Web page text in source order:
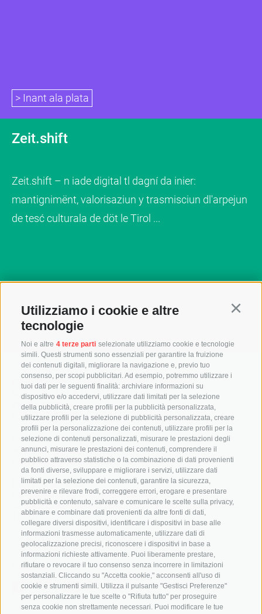
Utilizziamo i cookie e altre
tecnologie
Noi e altre 4 terze parti selezionate utilizziamo cookie e tecnologie
simili. Questi strumenti sono essenziali per garantire la fruizione
dei contenuti digitali, migliorare la navigazione e, previo tuo
consenso, per scopi pubblicitari. Ad esempio, potremmo utilizzare i
tuoi dati per le seguenti finalità: archiviare informazioni su
dispositivo e/o accedervi, utilizzare dati limitati per la selezione
della pubblicità, creare profili per la pubblicità personalizzata,
utilizzare profili per la selezione di pubblicità personalizzata, creare
profili per la personalizzazione dei contenuti, utilizzare profili per la
selezione di contenuti personalizzati, misurare le prestazioni degli
annunci, misurare le prestazioni dei contenuti, comprendere il
pubblico attraverso statistiche o la combinazione di dati provenienti
da fonti diverse, sviluppare e migliorare i servizi, utilizzare dati
limitati per la selezione dei contenuti, garantire la sicurezza,
prevenire e rilevare frodi, correggere errori, erogare e presentare
pubblicità e contenuto, salvare e comunicare le scelte sulla privacy,
abbinare e combinare dati provenienti da altre fonti di dati,
collegare diversi dispositivi, identificare i dispositivi in base alle
informazioni trasmesse automaticamente, utilizzare dati di
geolocalizzazione precisi, riconoscere i dispositivi in base a
informazioni richieste attivamente. Puoi liberamente prestare,
rifiutare o revocare il tuo consenso senza incorrere in limitazioni
sostanziali. Cliccando su "Accetta cookie," acconsenti all'uso di
cookie e strumenti simili. Utilizza il pulsante "Gestisci Preferenze"
per personalizzare le tue scelte o "Rifiuta tutto" per proseguire
senza cookie non strettamente necessari. Puoi modificare le tue
> Inant ala plata
Zeit.shift
Zeit.shift – n iade digital tl dagní da inier:
mantignimënt, valorisaziun y trasmisciun dl'arpejun
de tesć culturala de döt le Tirol ...
> Inant ala plata
Biblioteca Provinziala Dr. Friedrich Teßmann
Streda A.-Diaz 8 / I-39100 Bulsan
info@tessmann.it
+39 0471 471814
Follow us
Aministrazion:
verwaltung@tessmann.it
verwaltung@pec.tessmann.it
Orars de giaurida:
dal lunesc al vënerdi dala 9:00 ala 19:00
de sada dala 9.00 ala 16.00 (lugio y agost dala 9:00 ala
12:30)